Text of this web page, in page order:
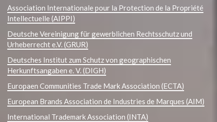
Association Internationale pour la Protection de la Propriété
Intellectuelle (AIPPI)
Deutsche Vereinigung für gewerblichen Rechtsschutz und
Urheberrecht e.V. (GRUR)
Deutsches Institut zum Schutz von geographischen
Herkunftsangaben e. V. (DIGH)
Europaen Communities Trade Mark Association (ECTA)
European Brands Association de Industries de Marques (AIM)
International Trademark Association (INTA)